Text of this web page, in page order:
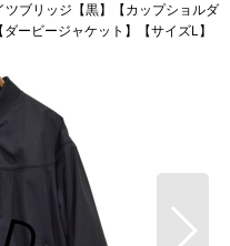
ツブリッジ【黒】【カップショルダ
ービージャケット】【サイズL】